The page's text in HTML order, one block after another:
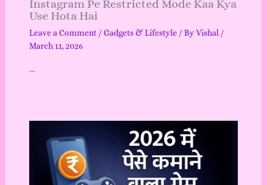
Instagram Pe Restricted Mode Kaa Kya
Use Hota Hai
Leave a Comment / Gadgets & Lifestyle/ ByVishal /
March 11, 2026
…